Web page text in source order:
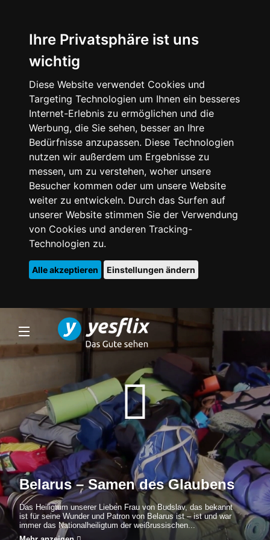
Ihre Privatsphäre ist uns
wichtig
Diese Website verwendet Cookies und
Targeting Technologien um Ihnen ein besseres
Internet-Erlebnis zu ermöglichen und die
Werbung, die Sie sehen, besser an Ihre
Bedürfnisse anzupassen. Diese Technologien
nutzen wir außerdem um Ergebnisse zu
messen, um zu verstehen, woher unsere
Besucher kommen oder um unsere Website
weiter zu entwickeln. Durch das Surfen auf
unserer Website stimmen Sie der Verwendung
von Cookies und anderen Tracking-
Technologien zu.
Alle akzeptieren Einstellungen ändern
Belarus – Samen des Glaubens
Das Heiligtum unserer Lieben Frau von Budslav, das bekannt
ist für seine Wunder und Patron von Belarus ist – ist und war
immer das Nationalheiligtum der weißrussischen...